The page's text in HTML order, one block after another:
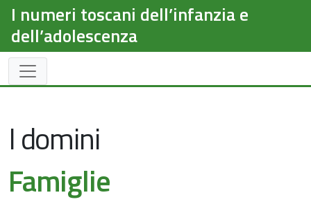
I numeri toscani dell’infanzia e
dell’adolescenza
I domini
Famiglie